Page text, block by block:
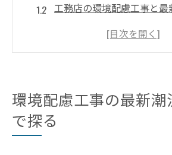
工務店の環境配慮工事と
環境配慮とは何か工務店の
工務店で実践する脱炭素と循
工務店が進める脱炭素建築
環境配慮工事の最新潮
で探る